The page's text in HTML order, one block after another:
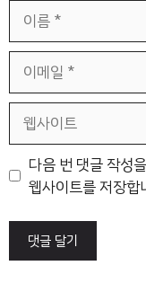
일
트
다음 번 댓글 작성
웹사이트를 저장합